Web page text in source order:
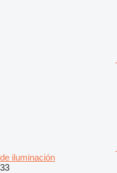
de iluminación
33